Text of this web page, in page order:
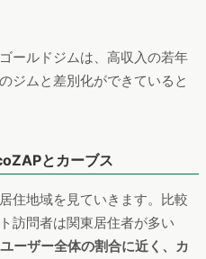
ールドジムは、高収入の若年
ジムと差別化ができていると
とカーブス
住地域を見ていきます。比較
訪問者は関東居住者が多い
ーザー全体の割合に近く、カ